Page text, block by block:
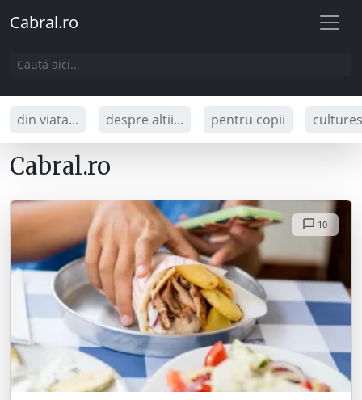
Cabral.ro
din viata... despre altii... pentru copii
Cabral.ro
10